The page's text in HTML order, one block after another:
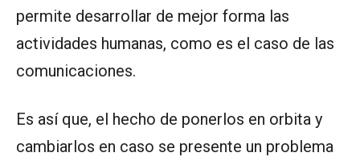
permite desarrollar de mejor forma las
actividades humanas, como es el caso de las
comunicaciones.
Es así que, el hecho de ponerlos en orbita y
cambiarlos en caso se presente un problema